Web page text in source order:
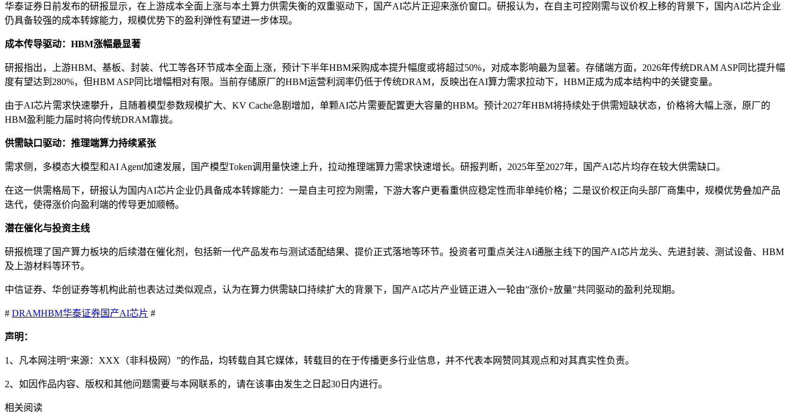
华泰证券日前发布的研报显示，在上游成本全面上涨与本土算力供需失衡的双重驱动下，国产AI芯片正迎来涨价窗口。研报认为，在自主可控刚需与议价权上移的背景下，国内AI芯片企业
仍具备较强的成本转嫁能力，规模优势下的盈利弹性有望进一步体现。
成本传导驱动：HBM涨幅最显著
研报指出，上游HBM、基板、封装、代工等各环节成本全面上涨，预计下半年HBM采购成本提升幅度或将超过50%，对成本影响最为显著。存储端方面，2026年传统DRAM ASP同比提升幅
度有望达到280%，但HBM ASP同比增幅相对有限。当前存储原厂的HBM运营利润率仍低于传统DRAM，反映出在AI算力需求拉动下，HBM正成为成本结构中的关键变量。
由于AI芯片需求快速攀升，且随着模型参数规模扩大、KV Cache急剧增加，单颗AI芯片需要配置更大容量的HBM。预计2027年HBM将持续处于供需短缺状态，价格将大幅上涨，原厂的
HBM盈利能力届时将向传统DRAM靠拢。
供需缺口驱动：推理端算力持续紧张
需求侧，多模态大模型和AI Agent加速发展，国产模型Token调用量快速上升，拉动推理端算力需求快速增长。研报判断，2025年至2027年，国产AI芯片均存在较大供需缺口。
在这一供需格局下，研报认为国内AI芯片企业仍具备成本转嫁能力：一是自主可控为刚需，下游大客户更看重供应稳定性而非单纯价格；二是议价权正向头部厂商集中，规模优势叠加产品
迭代，使得涨价向盈利端的传导更加顺畅。
潜在催化与投资主线
研报梳理了国产算力板块的后续潜在催化剂，包括新一代产品发布与测试适配结果、提价正式落地等环节。投资者可重点关注AI通胀主线下的国产AI芯片龙头、先进封装、测试设备、HBM
及上游材料等环节。
中信证券、华创证券等机构此前也表达过类似观点，认为在算力供需缺口持续扩大的背景下，国产AI芯片产业链正进入一轮由”涨价+放量”共同驱动的盈利兑现期。
# DRAMHBM华泰证券国产AI芯片 #
声明：
1、凡本网注明“来源：XXX（非科极网）”的作品，均转载自其它媒体，转载目的在于传播更多行业信息，并不代表本网赞同其观点和对其真实性负责。
2、如因作品内容、版权和其他问题需要与本网联系的，请在该事由发生之日起30日内进行。
相关阅读